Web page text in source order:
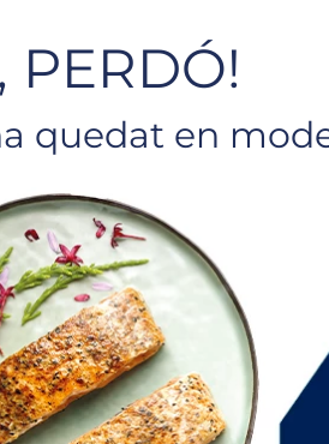
PERDÓ!
quedat en